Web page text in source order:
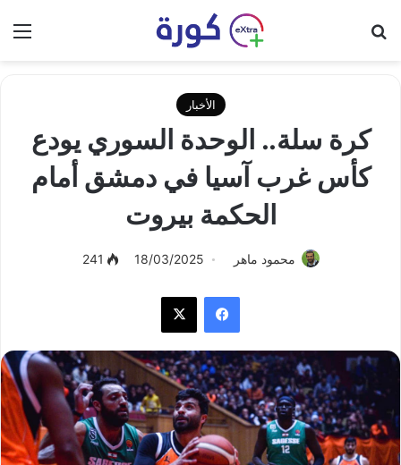
الأخبار
كرة سلة.. الوحدة السوري يودع
كأس غرب آسيا في دمشق أمام
الحكمة بيروت
محمود ماهر 18/03/2025
241
فيسبوك